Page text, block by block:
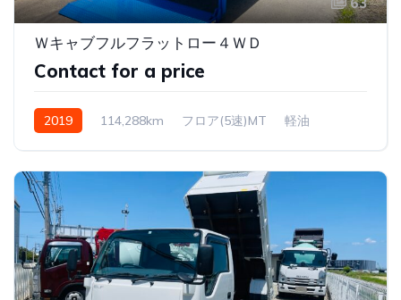
Ｗキャブフルフラットロー４ＷＤ
Contact for a price
2019 114,288km フロア(5速)MT 軽油